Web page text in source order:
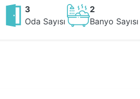
3
Oda Sayısı
2
Banyo Sayısı